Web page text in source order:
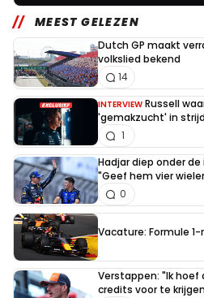
MEEST GELEZEN
Dutch GP maakt
volkslied bekend
14
INTERVIEW Russell
'gemakzucht' in
1
Hadjar diep onder
"Geef hem vier
0
Vacature: Formule
Verstappen: "Ik hoef
credits voor te